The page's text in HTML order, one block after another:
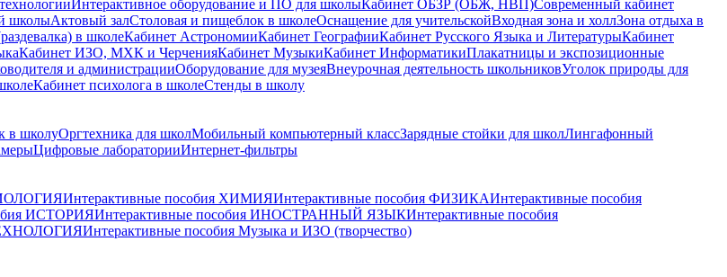
Интерактивное оборудование и ПО для школыКабинет ОБЗР (ОБЖ, НВП)Современный кабинет
школыАктовый залСтоловая и пищеблок в школеОснащение для учительскойВходная зона и холлЗона отдыха в
в школеКабинет АстрономииКабинет ГеографииКабинет Русского Языка и ЛитературыКабинет
Кабинет ИЗО, МХК и ЧерченияКабинет МузыкиКабинет ИнформатикиПлакатницы и экспозиционные
и администрацииОборудование для музеяВнеурочная деятельность школьниковУголок природы для
Кабинет психолога в школеСтенды в школу
в школуОргтехника для школМобильный компьютерный классЗарядные стойки для школЛингафонный
Цифровые лабораторииИнтернет-фильтры
Интерактивные пособия ХИМИЯИнтерактивные пособия ФИЗИКАИнтерактивные пособия
ИСТОРИЯИнтерактивные пособия ИНОСТРАННЫЙ ЯЗЫКИнтерактивные пособия
Интерактивные пособия Музыка и ИЗО (творчество)